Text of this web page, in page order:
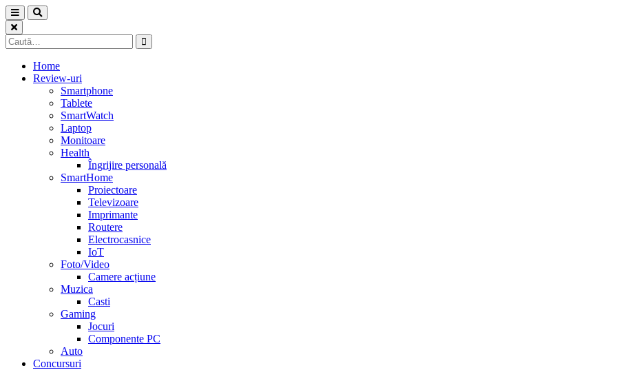
Skip
to
content
Caută
după:
Home
Review-uri
Smartphone
Tablete
SmartWatch
Laptop
Monitoare
Health
Îngrijire personală
SmartHome
Proiectoare
Televizoare
Imprimante
Routere
Electrocasnice
IoT
Foto/Video
Camere acțiune
Muzica
Casti
Gaming
Jocuri
Componente PC
Auto
Concursuri